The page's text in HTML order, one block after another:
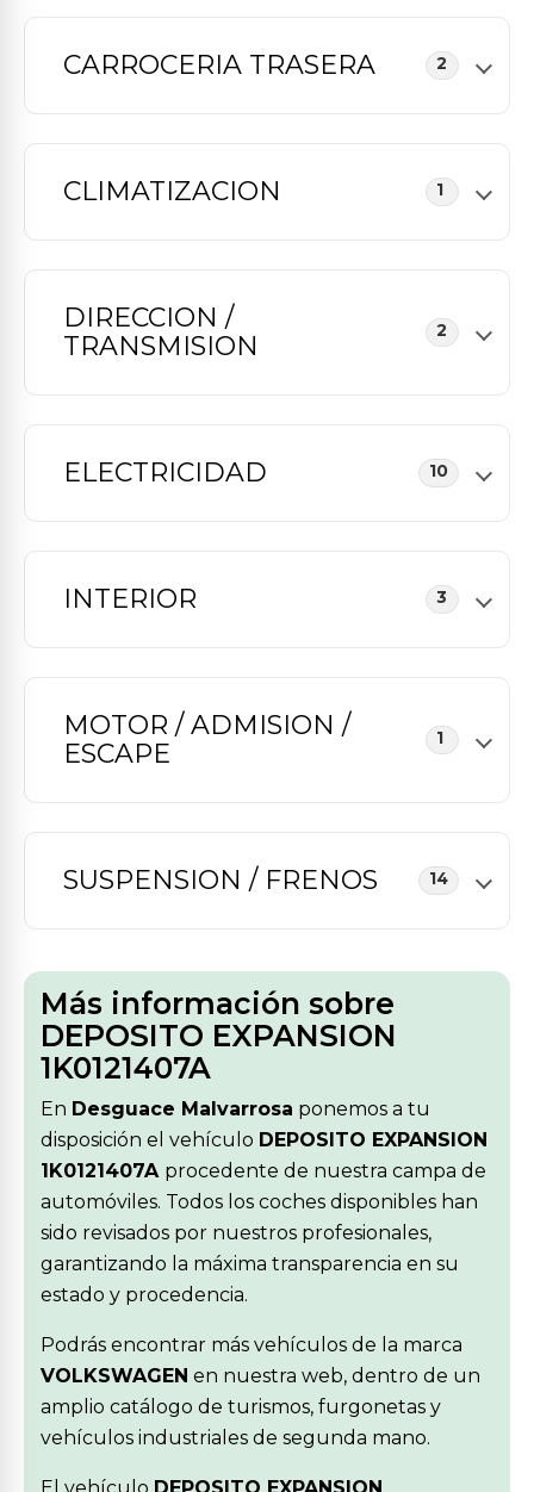
CARROCERIA TRASERA 2
CLIMATIZACION 1
DIRECCION /
TRANSMISION
2
ELECTRICIDAD 10
INTERIOR 3
MOTOR / ADMISION /
ESCAPE
1
SUSPENSION / FRENOS 14
Más información sobre
DEPOSITO EXPANSION
1K0121407A
En Desguace Malvarrosa ponemos a tu
disposición el vehículo DEPOSITO EXPANSION
1K0121407A procedente de nuestra campa de
automóviles. Todos los coches disponibles han
sido revisados por nuestros profesionales,
garantizando la máxima transparencia en su
estado y procedencia.
Podrás encontrar más vehículos de la marca
VOLKSWAGEN en nuestra web, dentro de un
amplio catálogo de turismos, furgonetas y
vehículos industriales de segunda mano.